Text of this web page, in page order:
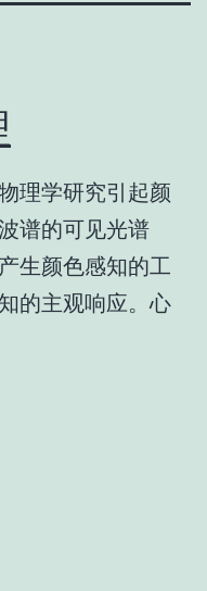
理学研究引起颜
谱的可见光谱
生颜色感知的工
的主观响应。心